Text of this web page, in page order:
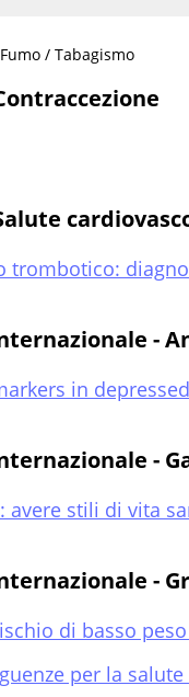
/ Tabagismo
trombotico:
-
in
-
stili di vita
-
di basso
per la